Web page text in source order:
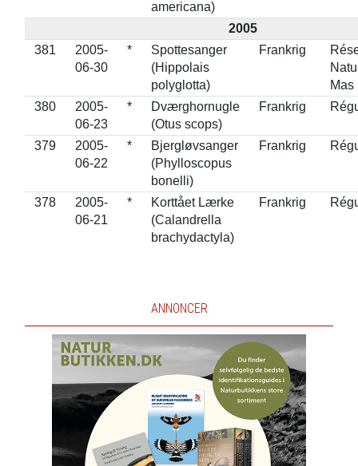
americana)
2005
381
2005-
06-30
*
Spottesanger
(Hippolais
polyglotta)
Frankrig
Mas
380
2005-
06-23
*
Dværghornugle
(Otus scops)
Frankrig
379
2005-
06-22
*
Bjergløvsanger
(Phylloscopus
bonelli)
Frankrig
378
2005-
06-21
*
Korttået Lærke
(Calandrella
brachydactyla)
Frankrig
ANNONCER